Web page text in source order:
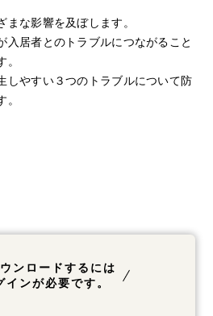
な影響を及ぼします。
入居者とのトラブルにつながること
しやすい３つのトラブルについて防
。
ンロードするには
インが必要です。